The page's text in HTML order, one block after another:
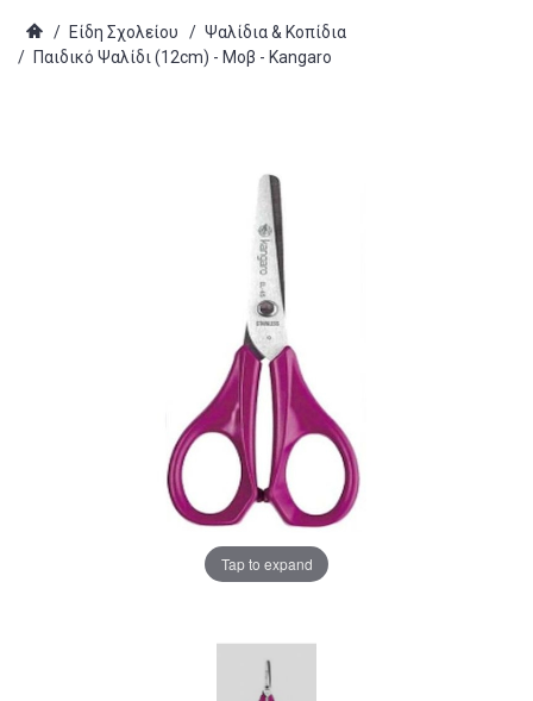
/ Είδη Σχολείου / Ψαλίδια & Κοπίδια
/ Παιδικό Ψαλίδι (12cm) - Μοβ - Kangaro
Tap to expand